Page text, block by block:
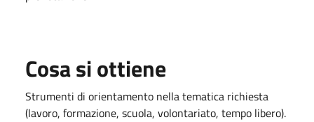
Cosa si ottiene
Strumenti di orientamento nella tematica richiesta
(lavoro, formazione, scuola, volontariato, tempo libero).